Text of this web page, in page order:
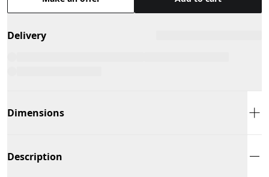
Delivery
Dimensions
Description